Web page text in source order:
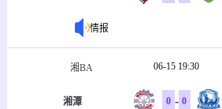
情报
湘BA 06-15 19:30
湘潭 0 - 0